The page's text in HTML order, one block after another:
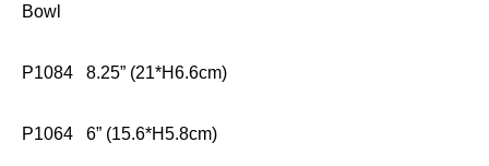
Bowl
P1084 8.25” (21*H6.6cm)
P1064 6” (15.6*H5.8cm)